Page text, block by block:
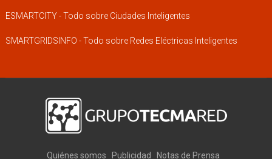
ESMARTCITY - Todo sobre Ciudades Inteligentes
SMARTGRIDSINFO - Todo sobre Redes Eléctricas Inteligentes
Quiénes somos Publicidad Notas de Prensa